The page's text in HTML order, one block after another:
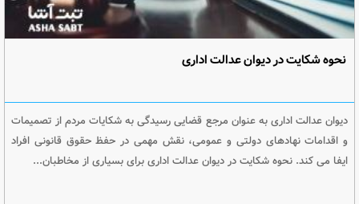
نحوه شکایت در دیوان عدالت اداری
دیوان عدالت اداری به عنوان مرجع قضایی رسیدگی به شکایات مردم از تصمیمات
و اقدامات نهادهای دولتی و عمومی، نقش مهمی در حفظ حقوق قانونی افراد
ایفا می کند. نحوه شکایت در دیوان عدالت اداری برای بسیاری از مخاطبان...